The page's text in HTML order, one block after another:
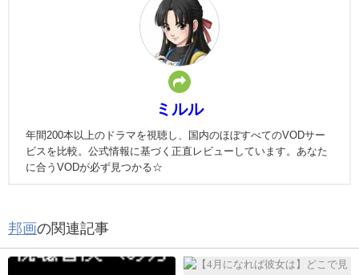
ミルル
年間200本以上のドラマを視聴し、国内のほぼすべてのVODサー
ビスを比較。公式情報に基づく正直レビューしています。あなた
に合うVODが必ず見つかる☆
邦画の関連記事